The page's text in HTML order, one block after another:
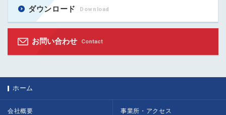
ダウンロード Download
お問い合わせ Contact
ホーム
会社概要 事業所・アクセス